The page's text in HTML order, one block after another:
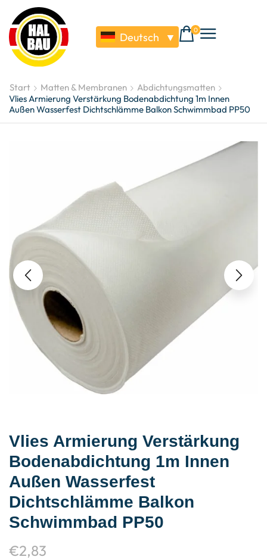
Deutsch ▼
0
Start Matten & Membranen
Abdichtungsmatten
Vlies Armierung Verstärkung Bodenabdichtung 1m Innen
Außen Wasserfest Dichtschlämme Balkon Schwimmbad PP50
Vlies Armierung Verstärkung
Bodenabdichtung 1m Innen
Außen Wasserfest
Dichtschlämme Balkon
Schwimmbad PP50
€2,83